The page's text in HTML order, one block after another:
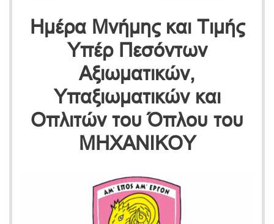
Ημέρα Μνήμης και Τιμής
Υπέρ Πεσόντων
Αξιωματικών,
Υπαξιωματικών και
Οπλιτών του Όπλου του
ΜΗΧΑΝΙΚΟΥ